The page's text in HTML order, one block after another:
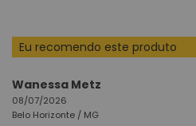
Eu recomendo este produto
Wanessa Metz
08/07/2026
Belo Horizonte / MG